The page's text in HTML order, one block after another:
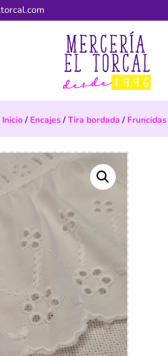
Inicio/ Encajes/Tira bordada / Fruncidas